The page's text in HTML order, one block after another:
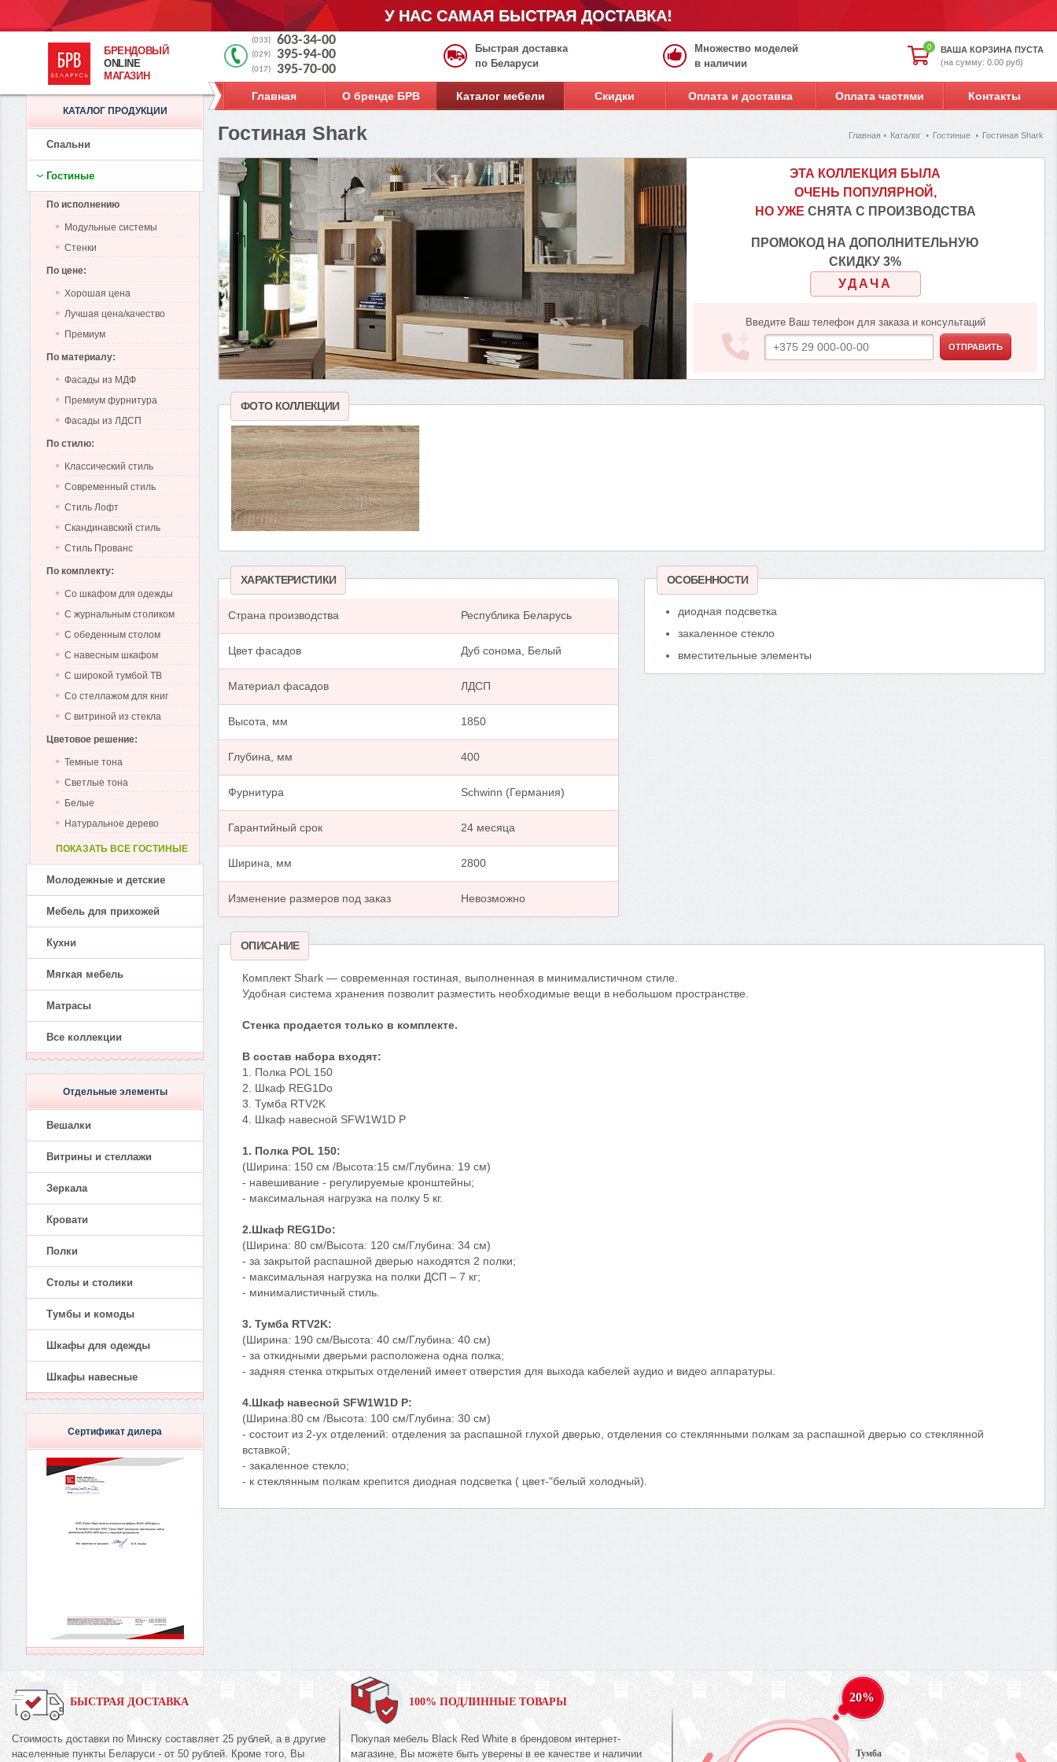
У НАС САМАЯ БЫСТРАЯ ДОСТАВКА!
БРЕНДОВЫЙ
ONLINE
МАГАЗИН
0
ВАША КОРЗИНА ПУСТА
(на сумму: 0.00 руб)
(033) 603-34-00
(029) 395-94-00
(017) 395-70-00
Быстрая доставка
по Беларуси
Множество моделей
в наличии
Главная О бренде БРВ Каталог мебели Скидки Оплата и доставка Оплата частями Контакты
Главная Каталог Гостиные Гостиная Shark
Гостиная Shark
ЭТА КОЛЛЕКЦИЯ БЫЛА
ОЧЕНЬ ПОПУЛЯРНОЙ,
НО УЖЕ СНЯТА С ПРОИЗВОДСТВА
ПРОМОКОД НА ДОПОЛНИТЕЛЬНУЮ
СКИДКУ 3%
УДАЧА
Введите Ваш телефон для заказа и консультаций
ОТПРАВИТЬ
ФОТО КОЛЛЕКЦИИ
ХАРАКТЕРИСТИКИ
Страна производства Республика Беларусь
Цвет фасадов Дуб сонома, Белый
Материал фасадов ЛДСП
Высота, мм 1850
Глубина, мм 400
Фурнитура Schwinn (Германия)
Гарантийный срок 24 месяца
Ширина, мм 2800
Изменение размеров под заказ Невозможно
ОСОБЕННОСТИ
диодная подсветка
закаленное стекло
вместительные элементы
ОПИСАНИЕ
Комплект Shark — современная гостиная, выполненная в минималистичном стиле.
Удобная система хранения позволит разместить необходимые вещи в небольшом пространстве.
Стенка продается только в комплекте.
В состав набора входят:
1. Полка POL 150
2. Шкаф REG1Dо
3. Тумба RTV2K
4. Шкаф навесной SFW1W1D P
1. Полка POL 150:
(Ширина: 150 см /Высота:15 см/Глубина: 19 см)
- навешивание - регулируемые кронштейны;
- максимальная нагрузка на полку 5 кг.
2.Шкаф REG1Dо:
(Ширина: 80 см/Высота: 120 см/Глубина: 34 см)
- за закрытой распашной дверью находятся 2 полки;
- максимальная нагрузка на полки ДСП – 7 кг;
- минималистичный стиль.
3. Тумба RTV2K:
(Ширина: 190 см/Высота: 40 см/Глубина: 40 см)
- за откидными дверьми расположена одна полка;
- задняя стенка открытых отделений имеет отверстия для выхода кабелей аудио и видео аппаратуры.
4.Шкаф навесной SFW1W1D P:
(Ширина:80 см /Высота: 100 см/Глубина: 30 см)
- состоит из 2-ух отделений: отделения за распашной глухой дверью, отделения со стеклянными полкам за распашной дверью со стеклянной
вставкой;
- закаленное стекло;
- к стеклянным полкам крепится диодная подсветка ( цвет-"белый холодный).
КАТАЛОГ ПРОДУКЦИИ
Спальни
Гостиные
По исполнению
Модульные системы
Стенки
По цене:
Хорошая цена
Лучшая цена/качество
Премиум
По материалу:
Фасады из МДФ
Премиум фурнитура
Фасады из ЛДСП
По стилю:
Классический стиль
Современный стиль
Стиль Лофт
Скандинавский стиль
Стиль Прованс
По комплекту:
Со шкафом для одежды
С журнальным столиком
С обеденным столом
С навесным шкафом
С широкой тумбой ТВ
Со стеллажом для книг
С витриной из стекла
Цветовое решение:
Темные тона
Светлые тона
Белые
Натуральное дерево
ПОКАЗАТЬ ВСЕ ГОСТИНЫЕ
Молодежные и детские
Мебель для прихожей
Кухни
Мягкая мебель
Матрасы
Все коллекции
Отдельные элементы
Вешалки
Витрины и стеллажи
Зеркала
Кровати
Полки
Столы и столики
Тумбы и комоды
Шкафы для одежды
Шкафы навесные
Сертификат дилера
БЫСТРАЯ ДОСТАВКА
Стоимость доставки по Минску составляет 25 рублей, а в другие
населенные пункты Беларуси - от 50 рублей. Кроме того, Вы
100% ПОДЛИННЫЕ ТОВАРЫ
Покупая мебель Black Red White в брендовом интернет-
магазине, Вы можете быть уверены в ее качестве и наличии
20%
Тумба